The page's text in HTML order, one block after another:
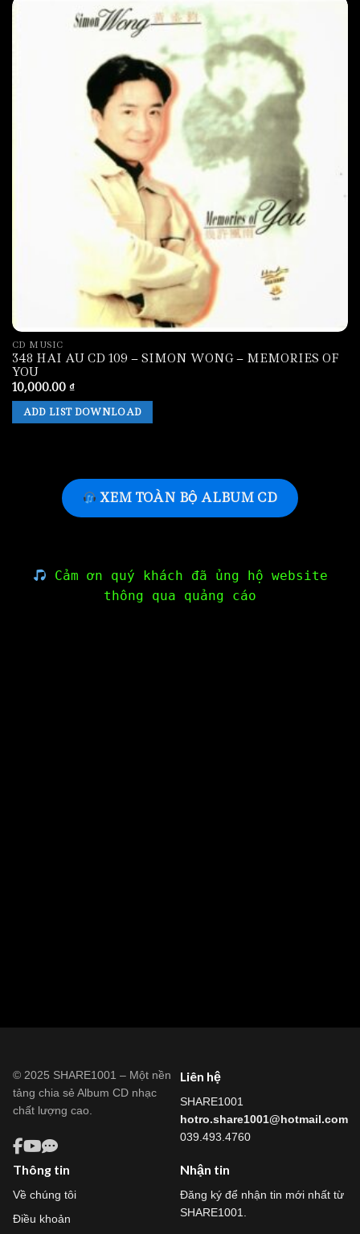
CD MUSIC
348 HAI AU CD 109 – SIMON WONG – MEMORIES OF
YOU
10,000.00 ₫
ADD LIST DOWNLOAD
XEM TOÀN BỘ ALBUM CD
Cảm ơn quý khách đã ủng hộ website
thông qua quảng cáo
© 2025 SHARE1001 – Một nền
tảng chia sẻ Album CD nhạc
chất lượng cao.
Liên hệ
SHARE1001
hotro.share1001@hotmail.com
039.493.4760
Thông tin
Về chúng tôi
Điều khoản
Nhận tin
Đăng ký để nhận tin mới nhất từ
SHARE1001.